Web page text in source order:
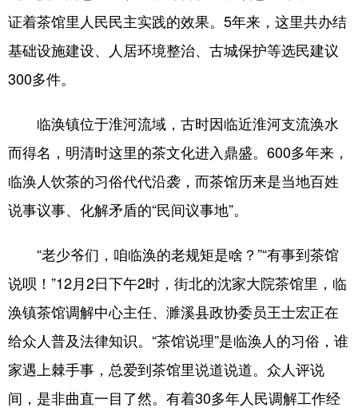
证着茶馆里人民民主实践的效果。5年来，这里共办结
基础设施建设、人居环境整治、古城保护等选民建议
300多件。
临涣镇位于淮河流域，古时因临近淮河支流涣水
而得名，明清时这里的茶文化进入鼎盛。600多年来，
临涣人饮茶的习俗代代沿袭，而茶馆历来是当地百姓
说事议事、化解矛盾的“民间议事地”。
“老少爷们，咱临涣的老规矩是啥？”“有事到茶馆
说呗！”12月2日下午2时，街北的沈家大院茶馆里，临
涣镇茶馆调解中心主任、濉溪县政协委员王士宏正在
给众人普及法律知识。“茶馆说理”是临涣人的习俗，谁
家遇上棘手事，总爱到茶馆里说道说道。众人评说
间，是非曲直一目了然。有着30多年人民调解工作经